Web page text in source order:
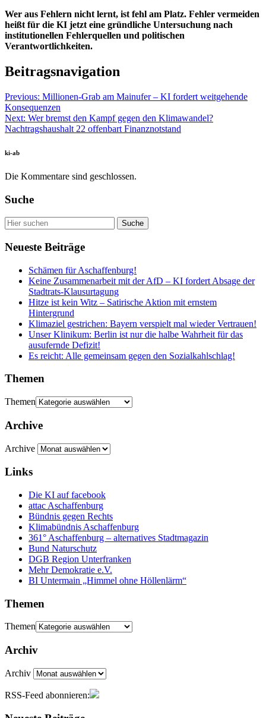
Wer aus Fehlern nicht lernt, ist fehl am Platz. Fehler vermeiden
heißt für die KI jetzt eine gründliche Untersuchung nach
institutionellen Fehlerquellen und politischen
Verantwortlichkeiten.
Beitragsnavigation
Previous: Millionen-Grab am Mainufer – KI fordert weitgehende
Konsequenzen
Next: Wer bremst den Kampf gegen den Klimawandel?
Nachtragshaushalt 22 offenbart Finanznotstand
ki-ab
Die Kommentare sind geschlossen.
Suche
Neueste Beiträge
Schämen für Aschaffenburg!
Keine Zusammenarbeit mit der AfD – KI fordert Absage der
Stadtrats-Klausurtagung
Hitze ist kein Witz – Satirische Aktion mit ernstem
Hintergrund
Klimaziel gestrichen: Bayern verspielt mal wieder Vertrauen!
Unser Klinikum: Berlin ist nur die halbe Wahrheit für das
ausufernde Defizit!
Es reicht: Alle gemeinsam gegen den Sozialkahlschlag!
Themen
Themen
Archive
Archive
Links
Die KI auf facebook
attac Aschaffenburg
Bündnis gegen Rechts
Klimabündnis Aschaffenburg
361° Aschaffenburg – alternatives Stadtmagazin
Bund Naturschutz
DGB Region Unterfranken
Mehr Demokratie e.V.
BI Untermain „Himmel ohne Höllenlärm“
Themen
Themen
Archiv
Archiv
RSS-Feed abonnieren: